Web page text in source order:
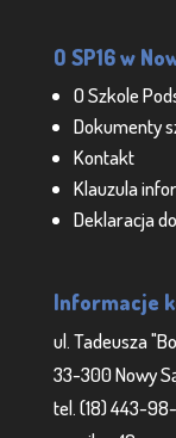
O SP16 w
O Szkole
Dokumenty
Kontakt
Klauzula
Deklaracja
Informacje
ul. Tadeusza
33-300 Nowy
tel. (18) 443-